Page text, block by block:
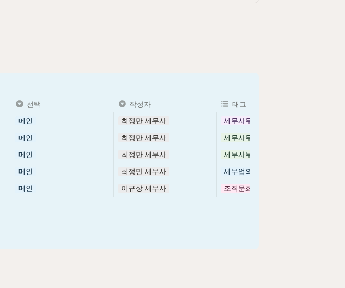
선택 작성자
태그
메인 최정만 세무사
세무사무소 선택법
메인 최정만 세무사
세무사무소 이해하기
메인 최정만 세무사
세무사무소 이해하기
메인 최정만 세무사
세무업의 비전
메인 이규상 세무사 조직문화